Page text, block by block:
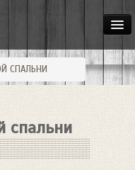
ДОМА
КВАРТИРЫ
ИНТЕРЬЕР
СТИЛИ
МЕБЕЛЬ
СПАЛЬНИ
спальни